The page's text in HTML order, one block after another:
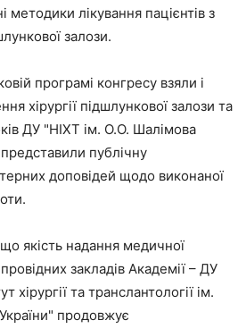
методики лікування пацієнтів з
залози.
програмі конгресу взяли і
хірургії підшлункової залози та
ДУ "НІХТ ім. О.О. Шалімова
публічну
доповідей щодо виконаної
якість надання медичної
закладів Академії – ДУ
хірургії та транслантології ім.
продовжує